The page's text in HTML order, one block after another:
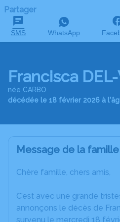
Partager
SMS WhatsApp
Francisca
née CARBO
décédée le 18 février 2026 à
Message de la famille
Chère famille, chers amis,
C’est avec une grande
annonçons le décès de
survenu le mercredi 18